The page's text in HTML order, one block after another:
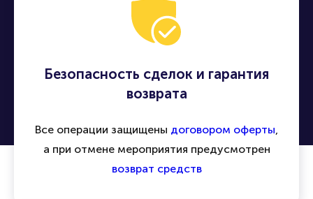
Безопасность сделок и гарантия
возврата
Все операции защищены договором оферты,
а при отмене мероприятия предусмотрен
возврат средств